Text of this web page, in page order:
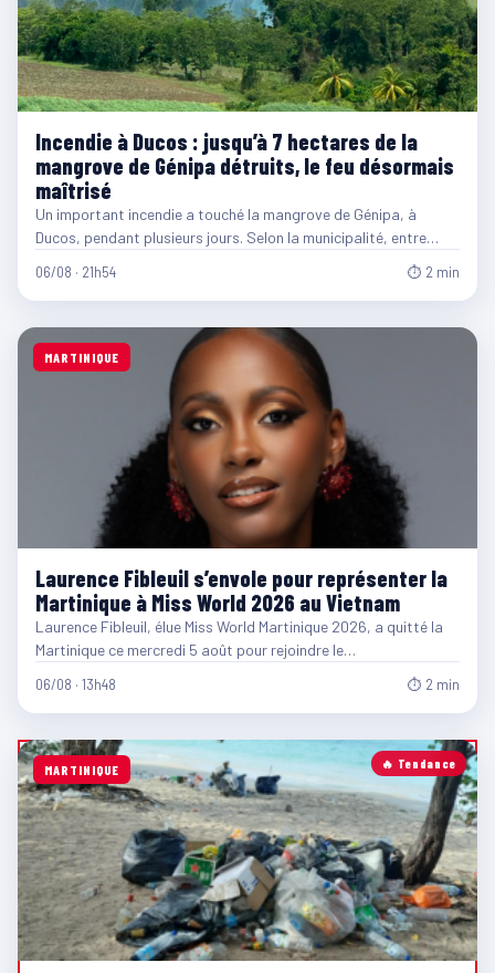
Incendie à Ducos : jusqu’à 7 hectares de la
mangrove de Génipa détruits, le feu désormais
maîtrisé
Un important incendie a touché la mangrove de Génipa, à
Ducos, pendant plusieurs jours. Selon la municipalité, entre…
06/08 · 21h54 ⏱ 2 min
MARTINIQUE
Laurence Fibleuil s’envole pour représenter la
Martinique à Miss World 2026 au Vietnam
Laurence Fibleuil, élue Miss World Martinique 2026, a quitté la
Martinique ce mercredi 5 août pour rejoindre le…
06/08 · 13h48 ⏱ 2 min
🔥 Tendance
MARTINIQUE